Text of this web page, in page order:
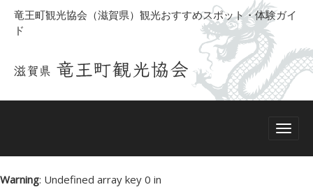
竜王町観光協会（滋賀県）観光おすすめスポット・体験ガイ
ド
Warning: Undefined array key 0 in